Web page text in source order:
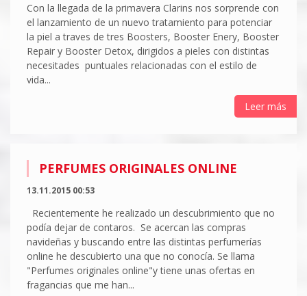
Con la llegada de la primavera Clarins nos sorprende con
el lanzamiento de un nuevo tratamiento para potenciar
la piel a traves de tres Boosters, Booster Enery, Booster
Repair y Booster Detox, dirigidos a pieles con distintas
necesitades puntuales relacionadas con el estilo de
vida...
Leer más
PERFUMES ORIGINALES ONLINE
13.11.2015 00:53
Recientemente he realizado un descubrimiento que no
podía dejar de contaros. Se acercan las compras
navideñas y buscando entre las distintas perfumerías
online he descubierto una que no conocía. Se llama
"Perfumes originales online"y tiene unas ofertas en
fragancias que me han...